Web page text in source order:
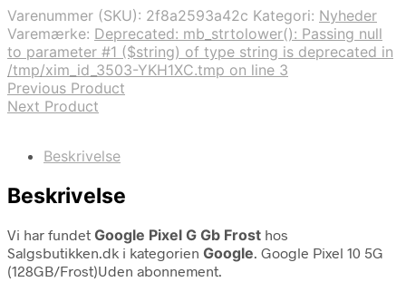
Varenummer (SKU): 2f8a2593a42c Kategori: Nyheder
Varemærke: Deprecated: mb_strtolower(): Passing null
to parameter #1 ($string) of type string is deprecated in
/tmp/xim_id_3503-YKH1XC.tmp on line 3
Previous Product
Next Product
Beskrivelse
Beskrivelse
Vi har fundet Google Pixel G Gb Frost hos
Salgsbutikken.dk i kategorien Google. Google Pixel 10 5G
(128GB/Frost)Uden abonnement.